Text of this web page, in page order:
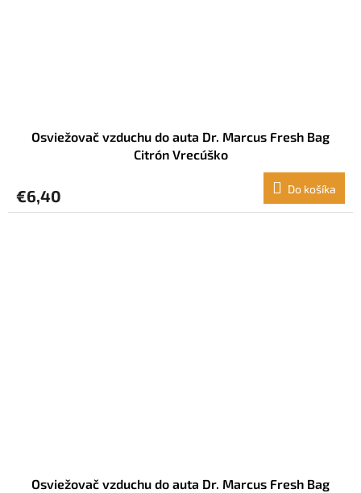
Osviežovač vzduchu do auta Dr. Marcus Fresh Bag
Citrón Vrecúško
€6,40 Do košíka
Osviežovač vzduchu do auta Dr. Marcus Fresh Bag